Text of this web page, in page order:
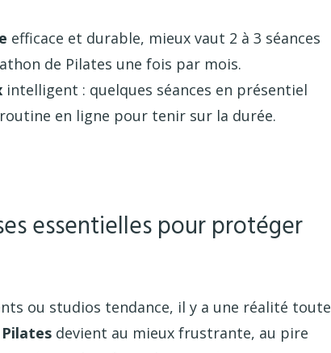
efficace et durable, mieux vaut 2 à 3 séances
de Pilates une fois par mois.
intelligent : quelques séances en présentiel
en ligne pour tenir sur la durée.
essentielles pour protéger
ou studios tendance, il y a une réalité toute
devient au mieux frustrante, au pire